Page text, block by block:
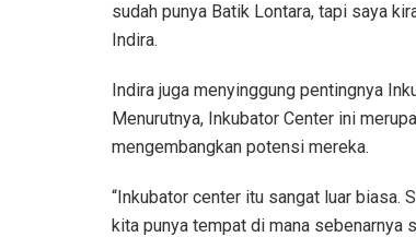
sudah punya Batik Lontara, tapi saya
Indira.
Indira juga menyinggung pentingnya
Menurutnya, Inkubator Center ini
mengembangkan potensi mereka.
“Inkubator center itu sangat luar biasa.
kita punya tempat di mana sebenarnya